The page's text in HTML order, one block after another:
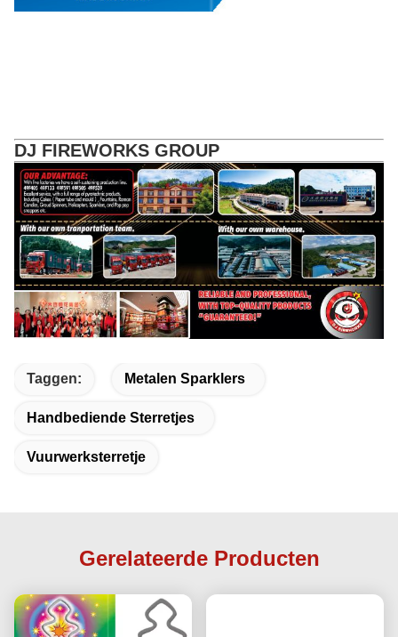
DJ FIREWORKS GROUP
Taggen: Metalen Sparklers
Handbediende Sterretjes
Vuurwerksterretje
Gerelateerde Producten